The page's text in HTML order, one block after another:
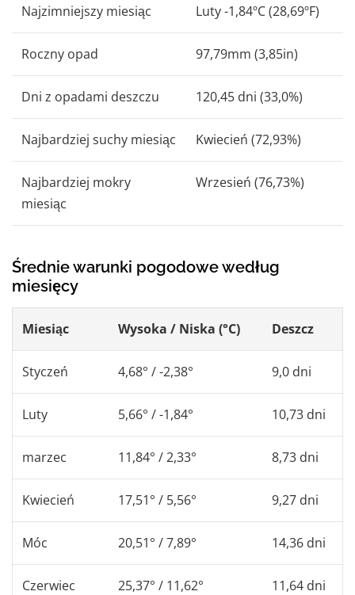
Najzimniejszy miesiąc Luty -1,84ºC (28,69ºF)
Roczny opad 97,79mm (3,85in)
Dni z opadami deszczu 120,45 dni (33,0%)
Najbardziej suchy miesiąc Kwiecień (72,93%)
Najbardziej mokry
miesiąc
Wrzesień (76,73%)
Średnie warunki pogodowe według
miesięcy
Miesiąc Wysoka / Niska (°C) Deszcz
Styczeń 4,68° / -2,38° 9,0 dni
Luty 5,66° / -1,84° 10,73 dni
marzec 11,84° / 2,33° 8,73 dni
Kwiecień 17,51° / 5,56° 9,27 dni
Móc 20,51° / 7,89° 14,36 dni
Czerwiec 25,37° / 11,62° 11,64 dni